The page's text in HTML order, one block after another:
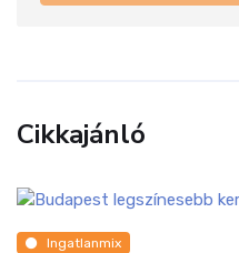
Cikkajánló
Ingatlanmix